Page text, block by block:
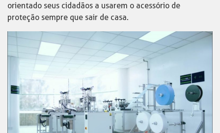
orientado seus cidadãos a usarem o acessório de
proteção sempre que sair de casa.